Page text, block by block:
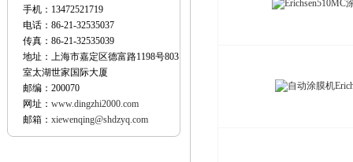
手机：13472521719
电话：86-21-32535037
传真：86-21-32535039
地址：上海市嘉定区德富路1198号803
室太湖世家国际大厦
邮编：200070
网址： www.dingzhi2000.com
邮箱： xiewenqing@shdzyq.com